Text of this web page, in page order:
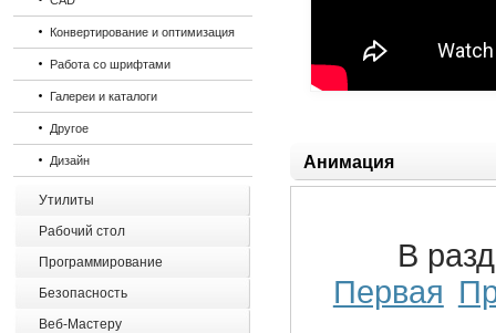
Конвертирование и оптимизация
Работа со шрифтами
Галереи и каталоги
Другое
Дизайн
Утилиты
Рабочий стол
Программирование
Безопасность
Веб-Мастеру
Анимация
В
Первая